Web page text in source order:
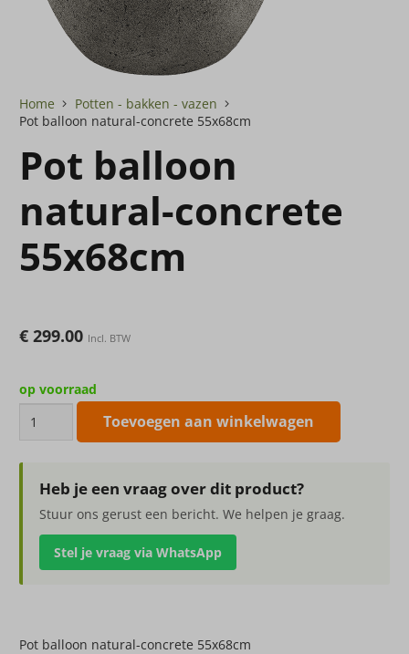
Home
Potten - bakken - vazen
Pot balloon natural-concrete 55x68cm
Pot balloon
natural-concrete
55x68cm
€ 299.00 Incl. BTW
op voorraad
natural-
concrete
55x68cm
aantal
Toevoegen aan winkelwagen
Heb je een vraag over dit product?
Stuur ons gerust een bericht. We helpen je graag.
Stel je vraag via WhatsApp
Pot balloon natural-concrete 55x68cm